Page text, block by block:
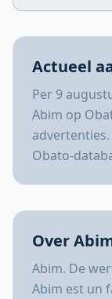
Actueel
Per 9
Abim op
Obato-
Over
Abim. De
Abim est un